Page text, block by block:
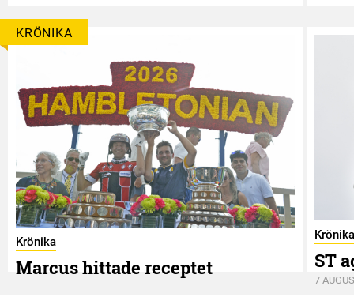
KRÖNIKA
Krönika
Marcus hittade receptet
9 AUGUSTI
Krönika
ST
7